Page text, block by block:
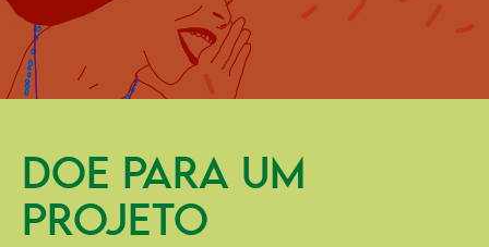
DOE PARA UM
PROJETO